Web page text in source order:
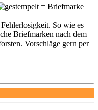
= Briefmarke
So wie es
Briefmarken nach dem
Vorschläge gern per